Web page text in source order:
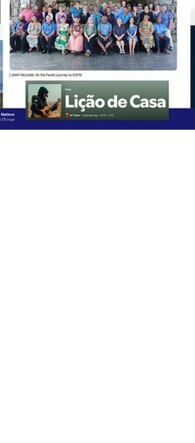
nacional e garantir responsabilidade
contínua por emissões, com novos guias
Banco Mundial e da Gold Standard
mostrando como esses mecanismos evitam
lock‑ins, fortalecem sinais de investimento
viabi